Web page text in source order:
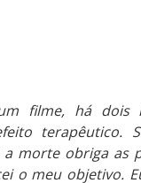
filme, há dois
terapêutico.
morte obriga as
o meu objetivo.